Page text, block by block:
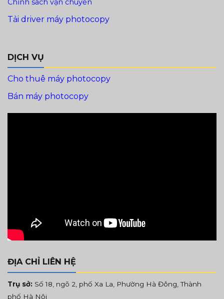
Chính sách vận chuyển
Tải driver máy photocopy
DỊCH VỤ
Cho thuê máy photocopy
Bán máy photocopy
ĐỊA CHỈ LIÊN HỆ
Trụ sở: Số 18, ngõ 2, phố Xa La, Phường Hà Đông, Thành
phố Hà Nội